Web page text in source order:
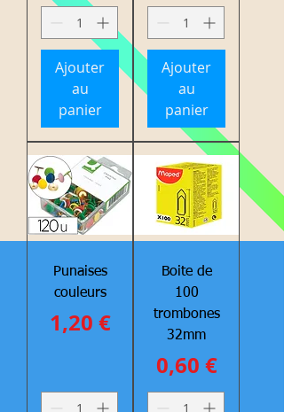
Ajouter
au
panier
Ajouter
au
panier
Punaises
couleurs
Prix
1,20 €
Boite de
100
trombones
32mm
Prix
0,60 €